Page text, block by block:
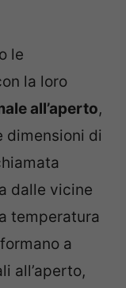
le
la loro
all’aperto,
dimensioni di
dalle vicine
temperatura
a
all’aperto,